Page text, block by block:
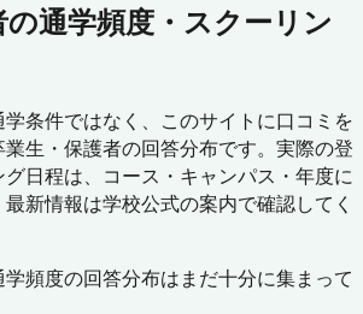
通学頻度・スクーリン
条件ではなく、このサイトに口コミを
生・保護者の回答分布です。実際の登
日程は、コース・キャンパス・年度に
新情報は学校公式の案内で確認してく
頻度の回答分布はまだ十分に集まって